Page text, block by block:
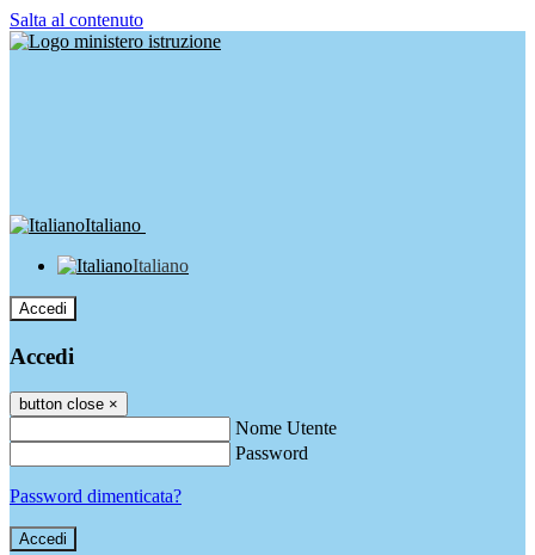
Salta al contenuto
Italiano
Italiano
Accedi
Accedi
button close ×
Nome Utente
Password
Password dimenticata?